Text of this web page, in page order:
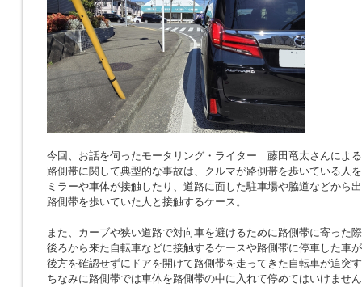
今回、お話を伺ったモータリング・ライター 藤田竜太さんによ
路側帯に関して典型的な事故は、クルマが路側帯を歩いている人
ミラーや車体が接触したり、道路に面した駐車場や脇道などから
路側帯を歩いていた人と接触するケース。
また、カーブや狭い道路で対向車を避けるために路側帯に寄った
後ろから来た自転車などに接触するケースや路側帯に停車した車
後方を確認せずにドアを開けて路側帯を走ってきた自転車が追突
ちなみに路側帯では車体を路側帯の中に入れて停めてはいけませ